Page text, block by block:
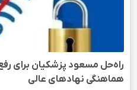
راه‌حل مسعود پزشکیان برای
هماهنگی نهادهای عالی